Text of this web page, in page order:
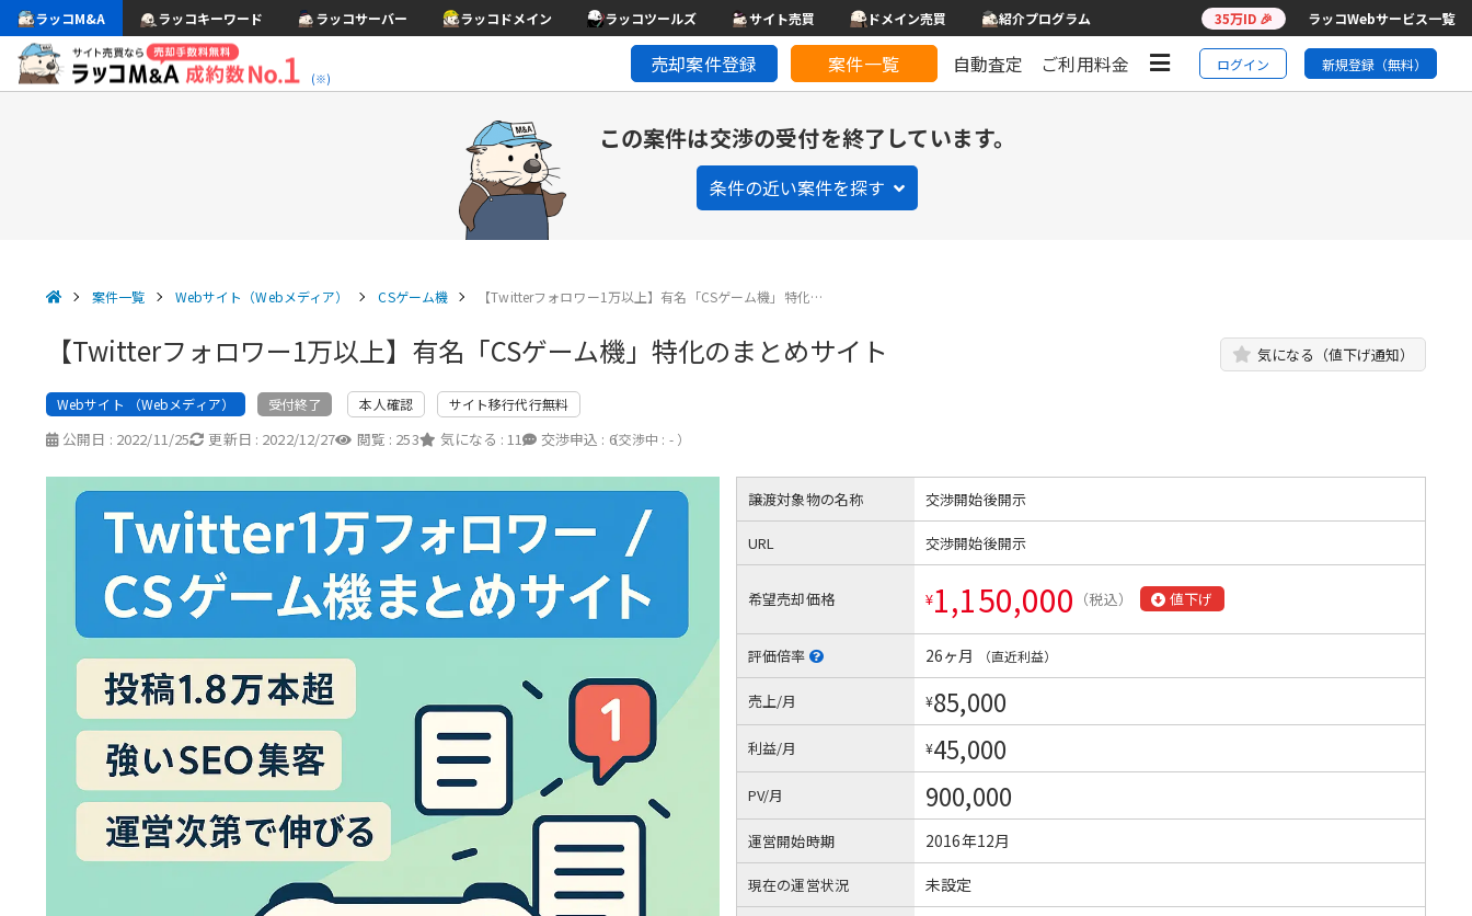
ラッコM&A ラッコキーワード ラッコサーバー ラッコドメイン ラッコツールズ サイト売買 ドメイン売買 紹介プログラム 35万ID 🎉 ラッコWebサービス一覧
(※)
売却案件登録 案件一覧 自動査定 ご利用料金 ログイン 新規登録（無料）
この案件は交渉の受付を終了しています。
条件の近い案件を探す
案件一覧 Webサイト（Webメディア） CSゲーム機 【Twitterフォロワー1万以上】有名「CSゲーム機」特化…
【Twitterフォロワー1万以上】有名「CSゲーム機」特化のまとめサイト 気になる（値下げ通知）
Webサイト （Webメディア） 受付終了 本人確認 サイト移行代行無料
公開日 : 2022/11/25 更新日 : 2022/12/27 閲覧 : 253 気になる : 11 交渉申込 : 6
（交渉中 : - ）
譲渡対象物の名称 交渉開始後開示
URL 交渉開始後開示
希望売却価格 ¥1,150,000 （税込） 値下げ
評価倍率 26ヶ月 （直近利益）
売上/月 ¥85,000
利益/月 ¥45,000
PV/月 900,000
運営開始時期 2016年12月
現在の運営状況 未設定